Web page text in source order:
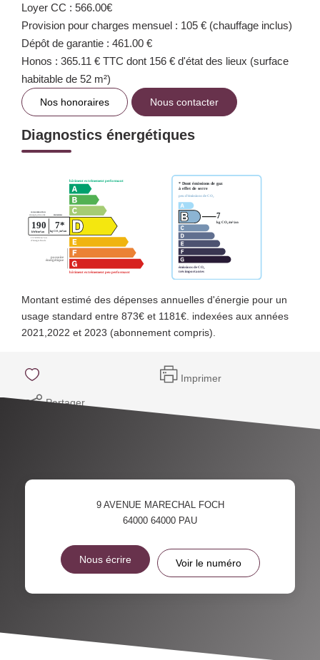
Loyer CC : 566.00€
Provision pour charges mensuel : 105 € (chauffage inclus)
Dépôt de garantie : 461.00 €
Honos : 365.11 € TTC dont 156 € d'état des lieux (surface
habitable de 52 m²)
Nos honoraires Nous contacter
Diagnostics énergétiques
Montant estimé des dépenses annuelles d'énergie pour un
usage standard entre 873€ et 1181€. indexées aux années
2021,2022 et 2023 (abonnement compris).
Imprimer
Partager
9 AVENUE MARECHAL FOCH
64000 64000 PAU
Nous écrire Voir le numéro